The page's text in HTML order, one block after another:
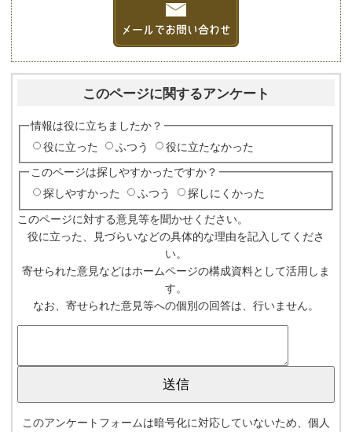
このページに関するアンケート
情報は役に立ちましたか？
役に立った
ふつう 役に立たなかった
このページは探しやすかったですか？
探しやすかった
ふつう 探しにくかった
このページに対する意見等を聞かせください。
役に立った、見づらいなどの具体的な理由を記入してくださ
い。
寄せられた意見などはホームページの構成資料として活用しま
す。
なお、寄せられた意見等への個別の回答は、行いません。
このアンケートフォームは暗号化に対応していないため、個人